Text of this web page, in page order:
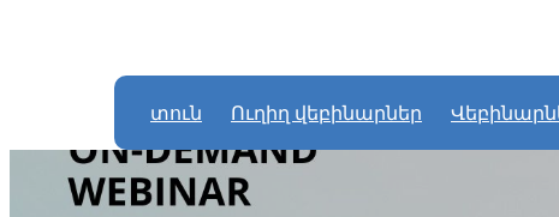
տուն Ուղիղ վեբինարներ